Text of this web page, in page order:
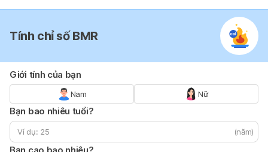
Tính chỉ số BMR
Giới tính của bạn
Nam Nữ
Bạn bao nhiêu tuổi?
(năm)